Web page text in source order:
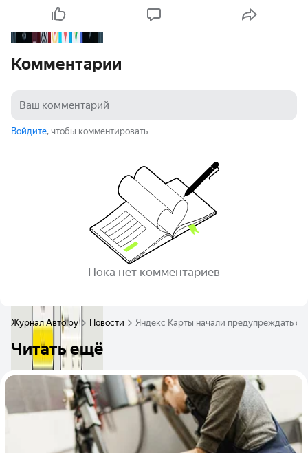
Комментарии
Войдите, чтобы комментировать
Пока нет комментариев
Журнал Авто.ру Новости Яндекс Карты начали предупреждать о
Читать ещё